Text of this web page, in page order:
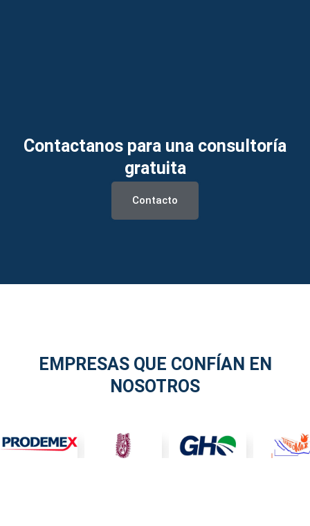
Contactanos para una consultoría
gratuita
Contacto
EMPRESAS QUE CONFÍAN EN
NOSOTROS